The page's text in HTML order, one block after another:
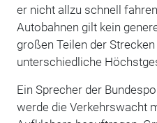
er nicht allzu schnell
Autobahnen gilt kein
großen Teilen der
unterschiedliche
Ein Sprecher der
werde die Verkehrswacht